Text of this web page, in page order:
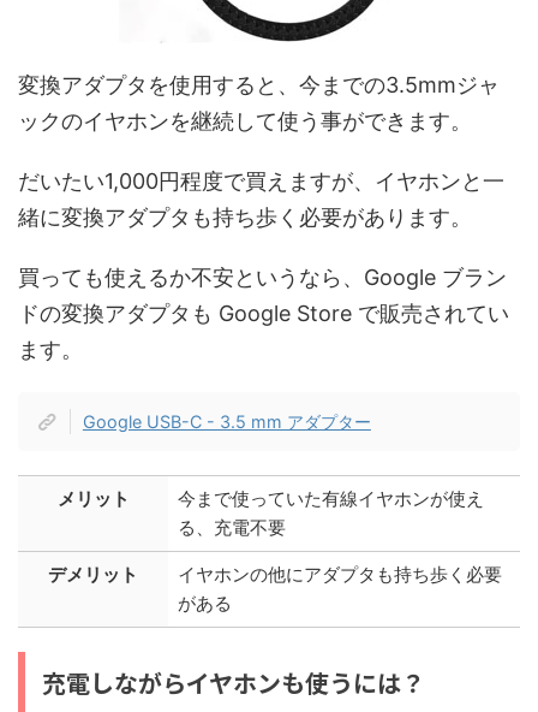
変換アダプタを使用すると、今までの3.5mmジャ
ックのイヤホンを継続して使う事ができます。
だいたい1,000円程度で買えますが、イヤホンと一
緒に変換アダプタも持ち歩く必要があります。
買っても使えるか不安というなら、Google ブラン
ドの変換アダプタも Google Store で販売されてい
ます。
Google USB-C - 3.5 mm アダプター
メリット
今まで使っていた有線イヤホンが使え
る、充電不要
デメリット
イヤホンの他にアダプタも持ち歩く必要
がある
充電しながらイヤホンも使うには？